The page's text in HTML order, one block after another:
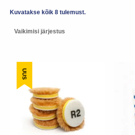
Kuvatakse kõik 8 tulemust.
UUS